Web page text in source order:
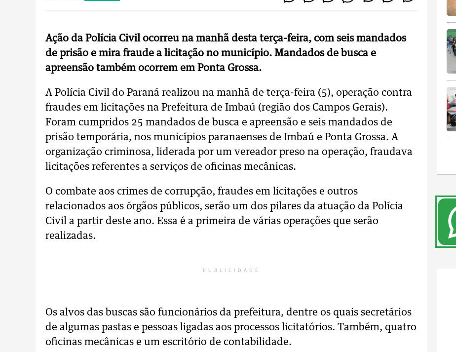
Ação da Polícia Civil ocorreu na manhã desta terça-feira, com seis mandados
de prisão e mira fraude a licitação no município. Mandados de busca e
apreensão também ocorrem em Ponta Grossa.
A Polícia Civil do Paraná realizou na manhã de terça-feira (5), operação contra
fraudes em licitações na Prefeitura de Imbaú (região dos Campos Gerais).
Foram cumpridos 25 mandados de busca e apreensão e seis mandados de
prisão temporária, nos municípios paranaenses de Imbaú e Ponta Grossa. A
organização criminosa, liderada por um vereador preso na operação, fraudava
licitações referentes a serviços de oficinas mecânicas.
O combate aos crimes de corrupção, fraudes em licitações e outros
relacionados aos órgãos públicos, serão um dos pilares da atuação da Polícia
Civil a partir deste ano. Essa é a primeira de várias operações que serão
realizadas.
PUBLICIDADE
Os alvos das buscas são funcionários da prefeitura, dentre os quais secretários
de algumas pastas e pessoas ligadas aos processos licitatórios. Também, quatro
oficinas mecânicas e um escritório de contabilidade.